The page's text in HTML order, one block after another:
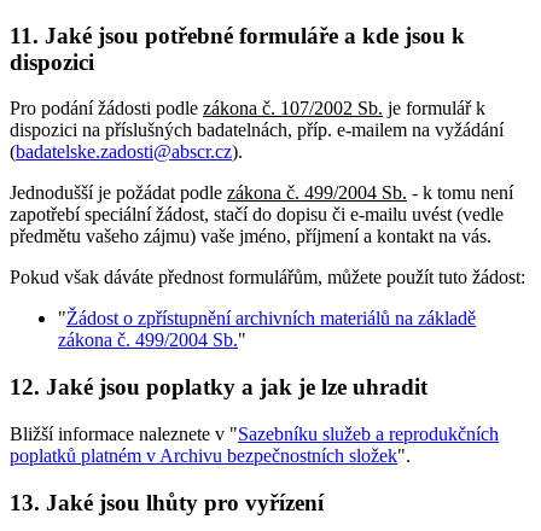
11. Jaké jsou potřebné formuláře a kde jsou k
dispozici
Pro podání žádosti podle zákona č. 107/2002 Sb. je formulář k
dispozici na příslušných badatelnách, příp. e-mailem na vyžádání
(badatelske.zadosti@abscr.cz).
Jednodušší je požádat podle zákona č. 499/2004 Sb. - k tomu není
zapotřebí speciální žádost, stačí do dopisu či e-mailu uvést (vedle
předmětu vašeho zájmu) vaše jméno, příjmení a kontakt na vás.
Pokud však dáváte přednost formulářům, můžete použít tuto žádost:
"Žádost o zpřístupnění archivních materiálů na základě
zákona č. 499/2004 Sb."
12. Jaké jsou poplatky a jak je lze uhradit
Bližší informace naleznete v "Sazebníku služeb a reprodukčních
poplatků platném v Archivu bezpečnostních složek".
13. Jaké jsou lhůty pro vyřízení